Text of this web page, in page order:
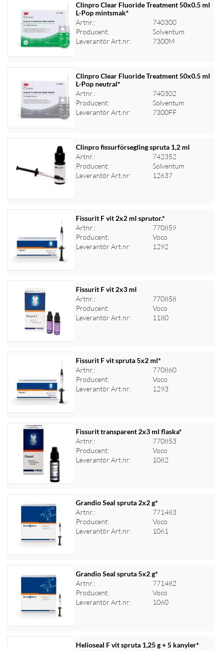
Logga in för priser
Clinpro Clear Fluoride Treatment 50x0.5 ml
L-Pop mintsmak*
Artnr.:
740300
Producent:
Solventum
Leverantör Art.nr:
7300M
Logga in för priser
Clinpro Clear Fluoride Treatment 50x0.5 ml
L-Pop neutral*
Artnr.:
740302
Producent:
Solventum
Leverantör Art.nr:
7300FF
Logga in för priser
Clinpro fissurförsegling spruta 1,2 ml
Artnr.:
742352
Producent:
Solventum
Leverantör Art.nr:
12637
Logga in för priser
Fissurit F vit 2x2 ml sprutor.*
Artnr.:
770859
Producent:
Voco
Leverantör Art.nr:
1292
Logga in för priser
Fissurit F vit 2x3 ml
Artnr.:
770858
Producent:
Voco
Leverantör Art.nr:
1180
Logga in för priser
Fissurit F vit spruta 5x2 ml*
Artnr.:
770860
Producent:
Voco
Leverantör Art.nr:
1293
Logga in för priser
Fissurit transparent 2x3 ml flaska*
Artnr.:
770853
Producent:
Voco
Leverantör Art.nr:
1082
Logga in för priser
Grandio Seal spruta 2x2 g*
Artnr.:
771483
Producent:
Voco
Leverantör Art.nr:
1061
Logga in för priser
Grandio Seal spruta 5x2 g*
Artnr.:
771482
Producent:
Voco
Leverantör Art.nr:
1060
Helioseal F vit spruta 1,25 g + 5 kanyler*